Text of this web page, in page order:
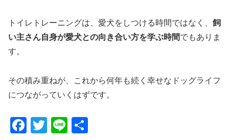
トイレトレーニングは、愛犬をしつける時間ではなく、 飼
い主さん自身が愛犬との向き合い方を学ぶ時間でもありま
す。
その積み重ねが、これから何年も続く幸せなドッグライフ
につながっていくはずです。
F
T
Li